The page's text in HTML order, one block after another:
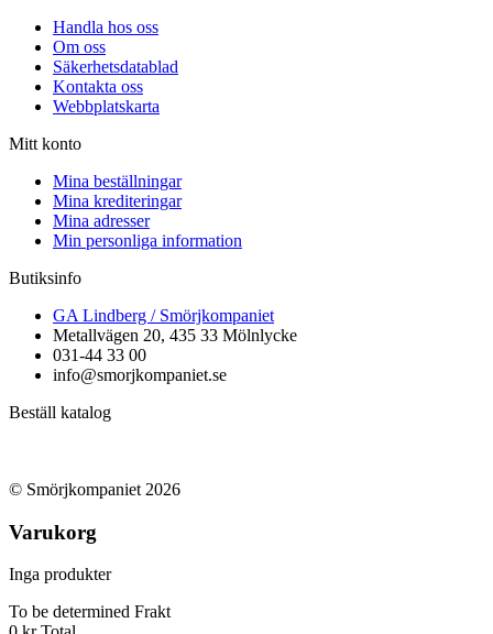
Handla hos oss
Om oss
Säkerhetsdatablad
Kontakta oss
Webbplatskarta
Mitt konto
Mina beställningar
Mina krediteringar
Mina adresser
Min personliga information
Butiksinfo
GA Lindberg / Smörjkompaniet
Metallvägen 20, 435 33 Mölnlycke
031-44 33 00
info@smorjkompaniet.se
Beställ katalog
© Smörjkompaniet 2026
Varukorg
Inga produkter
To be determined Frakt